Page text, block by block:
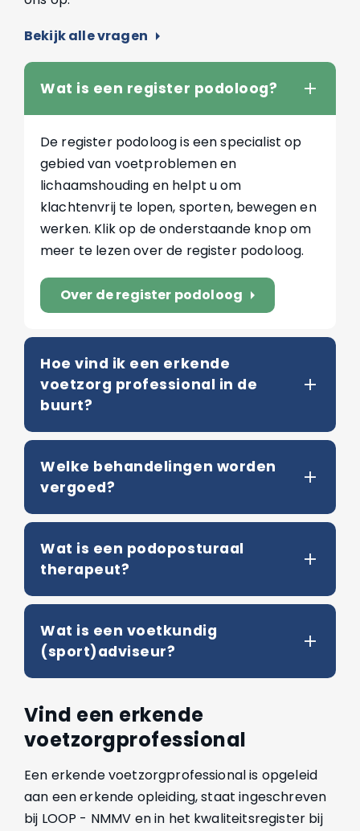
Bekijk alle vragen arrow_right
Wat is een register podoloog?
De register podoloog is een specialist op
gebied van voetproblemen en
lichaamshouding en helpt u om
klachtenvrij te lopen, sporten, bewegen en
werken. Klik op de onderstaande knop om
meer te lezen over de register podoloog.
Over de register podoloog arrow_right
Hoe vind ik een erkende
voetzorg professional in de
buurt?
Welke behandelingen worden
vergoed?
Wat is een podoposturaal
therapeut?
Wat is een voetkundig
(sport)adviseur?
Vind een erkende
voetzorgprofessional
Een erkende voetzorgprofessional is opgeleid
aan een erkende opleiding, staat ingeschreven
bij LOOP - NMMV en in het kwaliteitsregister bij